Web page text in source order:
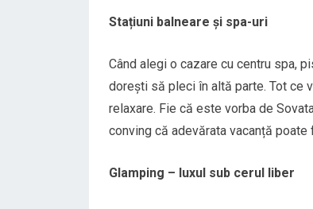
Stațiuni balneare și spa-uri
Când alegi o cazare cu centru spa,
dorești să pleci în altă parte. Tot ce
relaxare. Fie că este vorba de
conving că adevărata vacanță
Glamping – luxul sub cerul liber